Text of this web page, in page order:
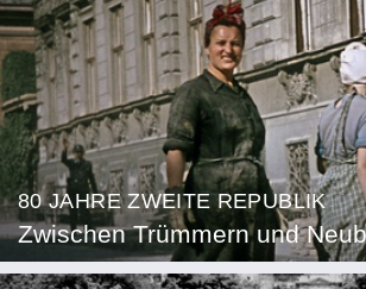
80 JAHRE ZWEITE REPUBLIK
Zwischen Trümmern und